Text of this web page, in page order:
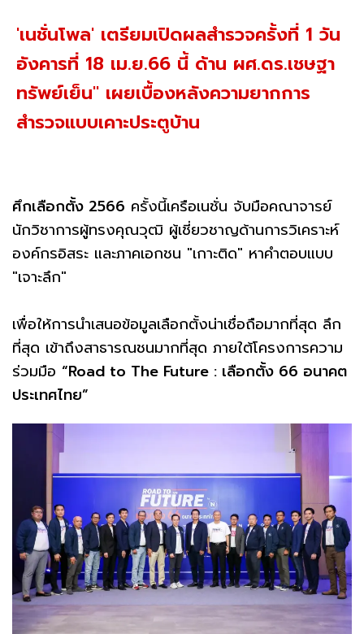
'เนชั่นโพล' เตรียมเปิดผลสำรวจครั้งที่ 1 วัน
อังคารที่ 18 เม.ย.66 นี้ ด้าน ผศ.ดร.เชษฐา
ทรัพย์เย็น" เผยเบื้องหลังความยากการ
สำรวจแบบเคาะประตูบ้าน
ศึกเลือกตั้ง 2566 ครั้งนี้เครือเนชั่น จับมือคณาจารย์
นักวิชาการผู้ทรงคุณวุฒิ ผู้เชี่ยวชาญด้านการวิเคราะห์
องค์กรอิสระ และภาคเอกชน "เกาะติด" หาคำตอบแบบ
"เจาะลึก"
เพื่อให้การนำเสนอข้อมูลเลือกตั้งน่าเชื่อถือมากที่สุด ลึก
ที่สุด เข้าถึงสาธารณชนมากที่สุด ภายใต้โครงการความ
ร่วมมือ “Road to The Future : เลือกตั้ง 66 อนาคต
ประเทศไทย”